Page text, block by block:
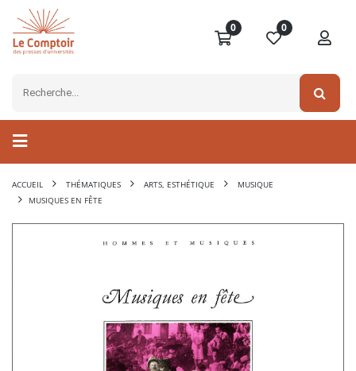
0 0
ACCUEIL THÉMATIQUES ARTS, ESTHÉTIQUE
MUSIQUE
MUSIQUES EN FÊTE